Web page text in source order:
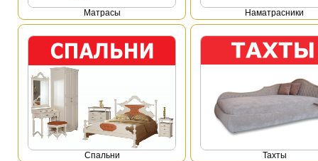
Mатрасы Наматрасники
Спальни Тахты